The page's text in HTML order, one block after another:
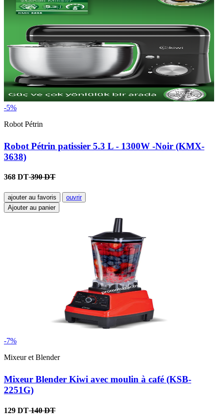
-5%
Robot Pétrin
Robot Pétrin patissier 5.3 L - 1300W -Noir (KMX-
3638)
368 DT390 DT
ajouter au favoris
ouvrir
Ajouter au panier
-7%
Mixeur et Blender
Mixeur Blender Kiwi avec moulin à café (KSB-
2251G)
129 DT140 DT